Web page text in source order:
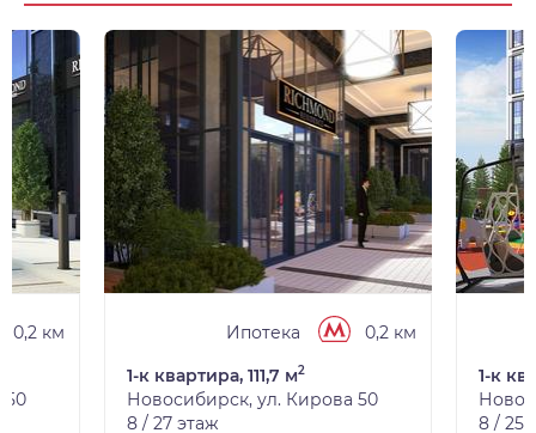
0,2 км
50
Ипотека
0,2 км
1-к квартира, 111,7 м2
Новосибирск, ул. Кирова 50
8 / 27 этаж
1-к
8 / 25